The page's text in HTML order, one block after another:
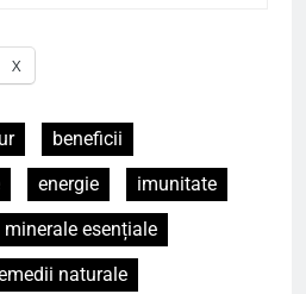
X
beneficii
energie
imunitate
minerale esențiale
naturale